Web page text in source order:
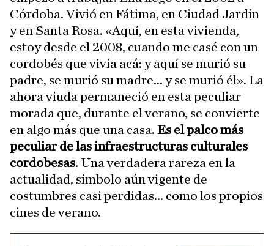
Córdoba. Vivió en Fátima, en Ciudad Jardín
y en Santa Rosa. «Aquí, en esta vivienda,
estoy desde el 2008, cuando me casé con un
cordobés que vivía acá: y aquí se murió su
padre, se murió su madre... y se murió él». La
ahora viuda permaneció en esta peculiar
morada que, durante el verano, se convierte
en algo más que una casa. Es el palco más
peculiar de las infraestructuras culturales
cordobesas. Una verdadera rareza en la
actualidad, símbolo aún vigente de
costumbres casi perdidas... como los propios
cines de verano.